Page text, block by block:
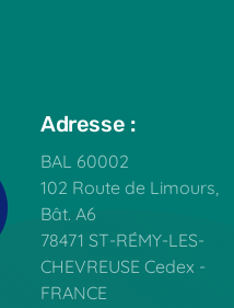
Adresse :
BAL 60002
102 Route de Limours,
Bât. A6
78471 ST-RÉMY-LES-
CHEVREUSE Cedex -
FRANCE